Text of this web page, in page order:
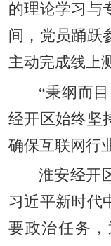
的理论学习与
间，党员踊跃
主动完成线上
“秉纲而
经开区始终坚
确保互联网行
淮安经开
习近平新时代
要政治任务